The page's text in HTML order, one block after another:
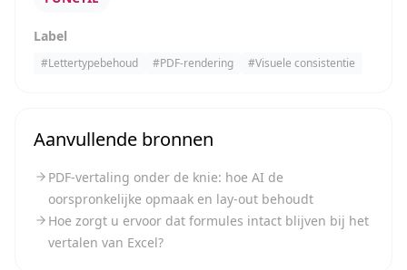
Label
#Lettertypebehoud #PDF-rendering #Visuele consistentie
Aanvullende bronnen
PDF-vertaling onder de knie: hoe AI de
oorspronkelijke opmaak en lay-out behoudt
Hoe zorgt u ervoor dat formules intact blijven bij het
vertalen van Excel?